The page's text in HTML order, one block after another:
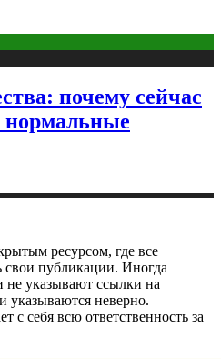
почему сейчас
нормальные
ресурсом, где все
свои публикации. Иногда
не указывают ссылки на
указываются неверно.
с себя всю ответственность за